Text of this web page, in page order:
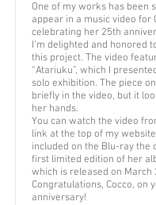
One of my works has been
appear in a music video for
celebrating her 25th
I’m delighted and honored
this project. The video
“Atariuku”, which I
solo exhibition. The piece
briefly in the video, but it
her hands.
You can watch the video
link at the top of my
included on the Blu-ray the
first limited edition of her
which is released on March
Congratulations, Cocco, on
anniversary!